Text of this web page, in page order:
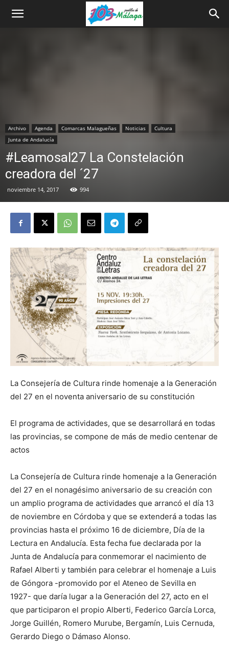
Archivo Agenda Comarcas Malagueñas Noticias
Cultura
Junta de Andalucía
#Leamosal27 La Constelación
creadora del ´27
noviembre 14, 2017 994
La Consejería de Cultura rinde homenaje a la Generación
del 27 en el noventa aniversario de su constitución
El programa de actividades, que se desarrollará en todas
las provincias, se compone de más de medio centenar de
actos
La Consejería de Cultura rinde homenaje a la Generación
del 27 en el nonagésimo aniversario de su creación con
un amplio programa de actividades que arrancó el día 13
de noviembre en Córdoba y que se extenderá a todas las
provincias hasta el próximo 16 de diciembre, Día de la
Lectura en Andalucía. Esta fecha fue declarada por la
Junta de Andalucía para conmemorar el nacimiento de
Rafael Alberti y también para celebrar el homenaje a Luis
de Góngora -promovido por el Ateneo de Sevilla en
1927- que daría lugar a la Generación del 27, acto en el
que participaron el propio Alberti, Federico García Lorca,
Jorge Guillén, Romero Murube, Bergamín, Luis Cernuda,
Gerardo Diego o Dámaso Alonso.